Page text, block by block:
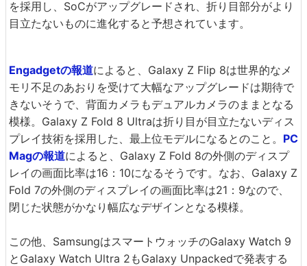
を採用し、SoCがアップグレードされ、折り目部分がより
目立たないものに進化すると予想されています。
Engadgetの報道によると、Galaxy Z Flip 8は世界的なメ
モリ不足のあおりを受けて大幅なアップグレードは期待で
きないそうで、背面カメラもデュアルカメラのままとなる
模様。Galaxy Z Fold 8 Ultraは折り目が目立たないディス
プレイ技術を採用した、最上位モデルになるとのこと。 PC
Magの報道によると、Galaxy Z Fold 8の外側のディスプ
レイの画面比率は16：10になるそうです。なお、Galaxy Z
Fold 7の外側のディスプレイの画面比率は21：9なので、
閉じた状態がかなり幅広なデザインとなる模様。
この他、SamsungはスマートウォッチのGalaxy Watch 9
とGalaxy Watch Ultra 2もGalaxy Unpackedで発表する